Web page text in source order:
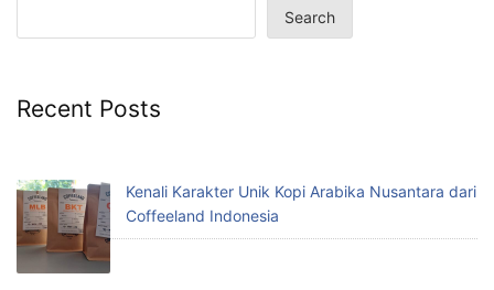
Search
Recent Posts
Kenali Karakter Unik Kopi Arabika Nusantara dari
Coffeeland Indonesia